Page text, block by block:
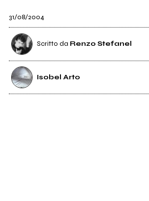
31/08/2004
Scritto da Renzo Stefanel
Isobel Arto